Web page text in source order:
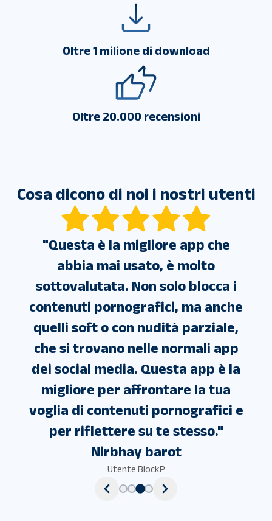
Oltre 1 milione di download
Oltre 20.000 recensioni
Cosa dicono di noi i nostri utenti
"Questa è la migliore app che
abbia mai usato, è molto
sottovalutata. Non solo blocca i
contenuti pornografici, ma anche
quelli soft o con nudità parziale,
che si trovano nelle normali app
dei social media. Questa app è la
migliore per affrontare la tua
voglia di contenuti pornografici e
per riflettere su te stesso."
Nirbhay barot
Utente BlockP